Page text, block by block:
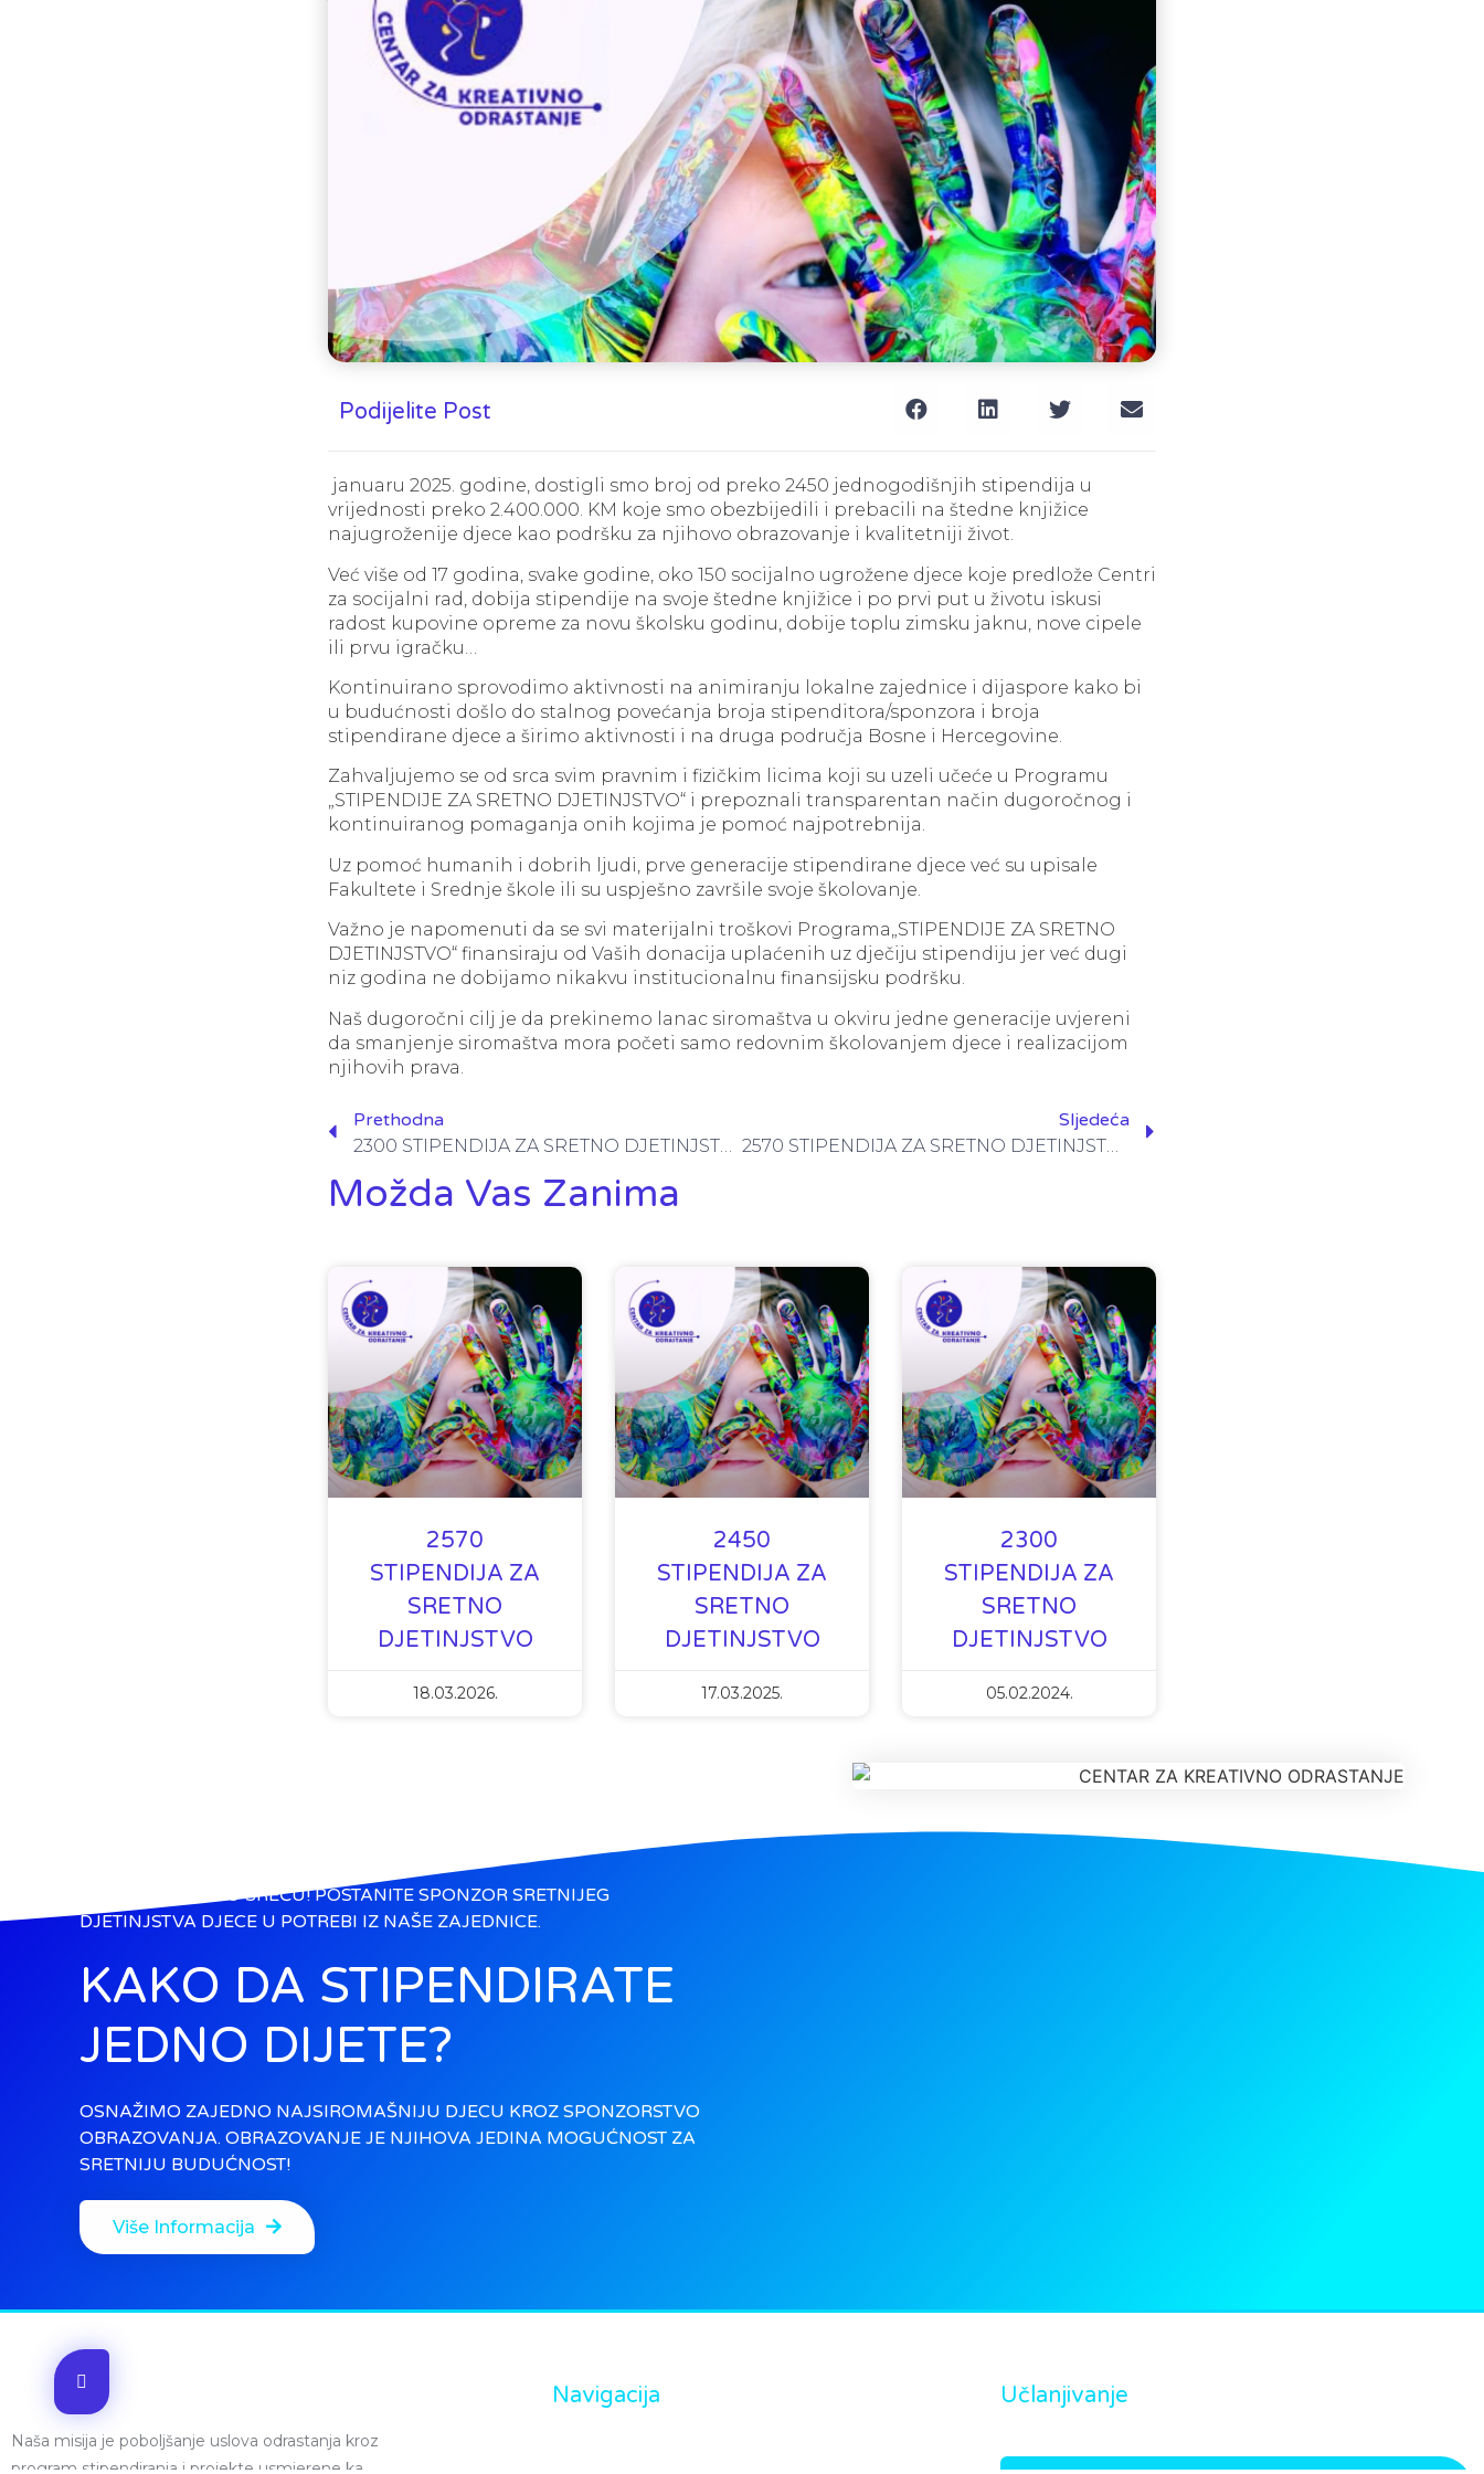
Podijelite Post
januaru 2025. godine, dostigli smo broj od preko 2450 jednogodišnjih stipendija u
vrijednosti preko 2.400.000. KM koje smo obezbijedili i prebacili na štedne knjižice
najugroženije djece kao podršku za njihovo obrazovanje i kvalitetniji život.
Već više od 17 godina, svake godine, oko 150 socijalno ugrožene djece koje predlože Centri
za socijalni rad, dobija stipendije na svoje štedne knjižice i po prvi put u životu iskusi
radost kupovine opreme za novu školsku godinu, dobije toplu zimsku jaknu, nove cipele
ili prvu igračku…
Kontinuirano sprovodimo aktivnosti na animiranju lokalne zajednice i dijaspore kako bi
u budućnosti došlo do stalnog povećanja broja stipenditora/sponzora i broja
stipendirane djece a širimo aktivnosti i na druga područja Bosne i Hercegovine.
Zahvaljujemo se od srca svim pravnim i fizičkim licima koji su uzeli učeće u Programu
„STIPENDIJE ZA SRETNO DJETINJSTVO“ i prepoznali transparentan način dugoročnog i
kontinuiranog pomaganja onih kojima je pomoć najpotrebnija.
Uz pomoć humanih i dobrih ljudi, prve generacije stipendirane djece već su upisale
Fakultete i Srednje škole ili su uspješno završile svoje školovanje.
Važno je napomenuti da se svi materijalni troškovi Programa„STIPENDIJE ZA SRETNO
DJETINJSTVO“ finansiraju od Vaših donacija uplaćenih uz dječiju stipendiju jer već dugi
niz godina ne dobijamo nikakvu institucionalnu finansijsku podršku.
Naš dugoročni cilj je da prekinemo lanac siromaštva u okviru jedne generacije uvjereni
da smanjenje siromaštva mora početi samo redovnim školovanjem djece i realizacijom
njihovih prava.
Prethodna
2300 STIPENDIJA ZA SRETNO DJETINJSTVO
Sljedeća
2570 STIPENDIJA ZA SRETNO DJETINJSTVO
Možda Vas Zanima
2570
STIPENDIJA ZA
SRETNO
DJETINJSTVO
18.03.2026.
2450
STIPENDIJA ZA
SRETNO
DJETINJSTVO
17.03.2025.
2300
STIPENDIJA ZA
SRETNO
DJETINJSTVO
05.02.2024.
DARUJTE DJEČIJU SREĆU! POSTANITE SPONZOR SRETNIJEG
DJETINJSTVA DJECE U POTREBI IZ NAŠE ZAJEDNICE.
KAKO DA STIPENDIRATE
JEDNO DIJETE?
OSNAŽIMO ZAJEDNO NAJSIROMAŠNIJU DJECU KROZ SPONZORSTVO
OBRAZOVANJA. OBRAZOVANJE JE NJIHOVA JEDINA MOGUĆNOST ZA
SRETNIJU BUDUĆNOST!
Više Informacija
Naša misija je poboljšanje uslova odrastanja kroz
program stipendiranja i projekte usmjerene ka
Navigacija Učlanjivanje